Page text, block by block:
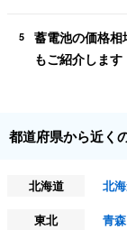
5
蓄電池の価格
もご紹介します
都道府県から近く
北海道
北
東北
青森